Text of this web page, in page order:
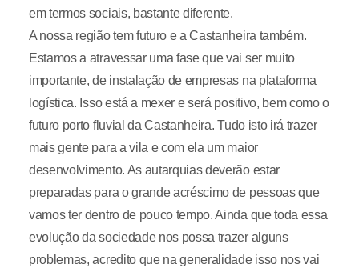
em termos sociais, bastante diferente.
A nossa região tem futuro e a Castanheira também.
Estamos a atravessar uma fase que vai ser muito
importante, de instalação de empresas na plataforma
logística. Isso está a mexer e será positivo, bem como o
futuro porto fluvial da Castanheira. Tudo isto irá trazer
mais gente para a vila e com ela um maior
desenvolvimento. As autarquias deverão estar
preparadas para o grande acréscimo de pessoas que
vamos ter dentro de pouco tempo. Ainda que toda essa
evolução da sociedade nos possa trazer alguns
problemas, acredito que na generalidade isso nos vai